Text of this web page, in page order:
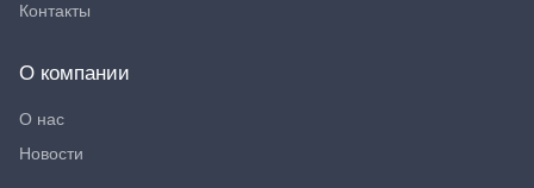
Контакты
О компании
О нас
Новости